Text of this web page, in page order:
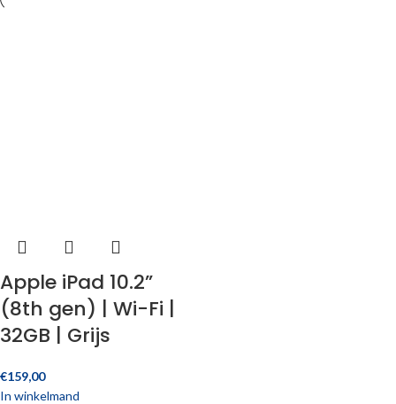
Apple iPad 10.2”
(8th gen) | Wi-Fi |
32GB | Grijs
€159,00
In winkelmand